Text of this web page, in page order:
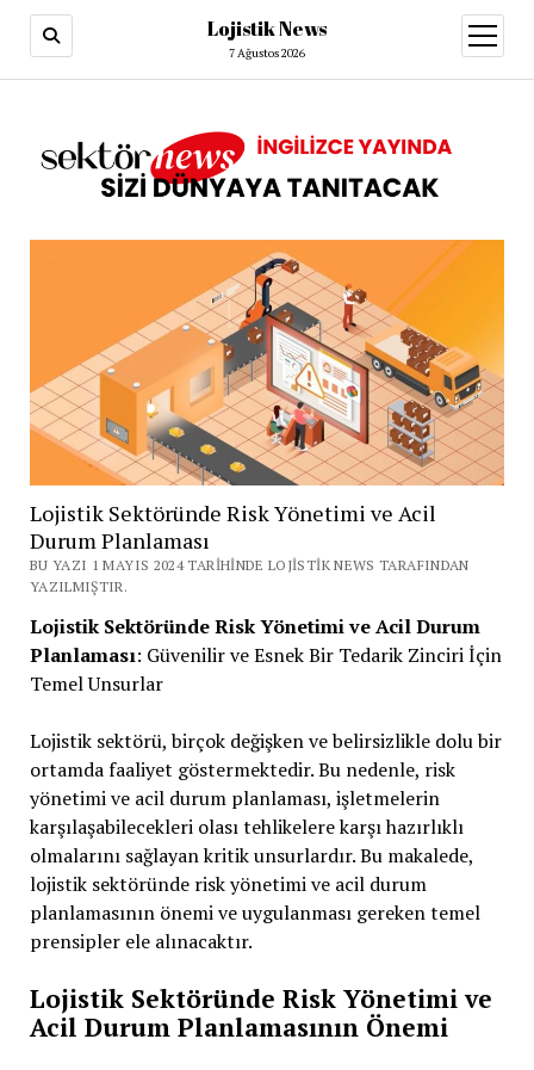
Lojistik News
7 Ağustos 2026
aç
Lojistik Sektöründe Risk Yönetimi ve Acil
Durum Planlaması
BU YAZI 1 MAYIS 2024 TARIHINDE LOJISTIK NEWS TARAFINDAN
YAZILMIŞTIR.
Lojistik Sektöründe Risk Yönetimi ve Acil Durum
Planlaması: Güvenilir ve Esnek Bir Tedarik Zinciri İçin
Temel Unsurlar
Lojistik sektörü, birçok değişken ve belirsizlikle dolu bir
ortamda faaliyet göstermektedir. Bu nedenle, risk
yönetimi ve acil durum planlaması, işletmelerin
karşılaşabilecekleri olası tehlikelere karşı hazırlıklı
olmalarını sağlayan kritik unsurlardır. Bu makalede,
lojistik sektöründe risk yönetimi ve acil durum
planlamasının önemi ve uygulanması gereken temel
prensipler ele alınacaktır.
Lojistik Sektöründe Risk Yönetimi ve
Acil Durum Planlamasının Önemi